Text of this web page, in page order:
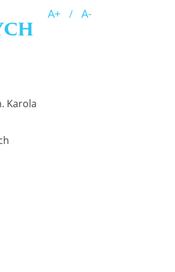
A+ / A-
Karola